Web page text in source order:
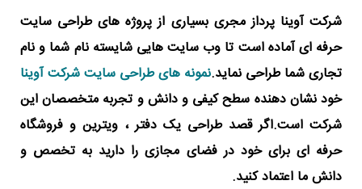
شرکت آوینا پرداز مجری بسیاری از پروژه های طراحی سایت
حرفه ای آماده است تا وب سایت هایی شایسته نام شما و نام
تجاری شما طراحی نماید.نمونه های طراحی سایت شرکت آوینا
خود نشان دهنده سطح کیفی و دانش و تجربه متخصصان این
شرکت است.اگر قصد طراحی یک دفتر ، ویترین و فروشگاه
حرفه ای برای خود در فضای مجازی را دارید به تخصص و
دانش ما اعتماد کنید.